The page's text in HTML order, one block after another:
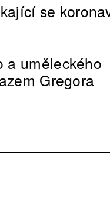
se
a uměleckého
Gregora